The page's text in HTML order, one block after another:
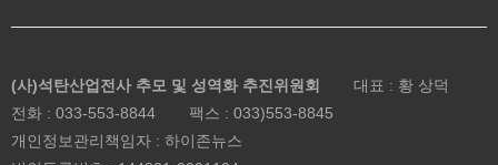
(사)석탄산업전사 추모 및 성역화 추진위원회
대표 : 황 상덕
전화 : 033-553-8844
팩스 : 033)553-8845
개인정보관리책임자 : 하이존뉴스